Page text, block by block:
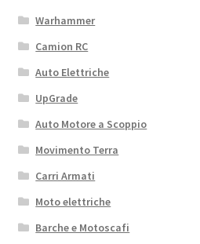
Warhammer
Camion RC
Auto Elettriche
UpGrade
Auto Motore a Scoppio
Movimento Terra
Carri Armati
Moto elettriche
Barche e Motoscafi